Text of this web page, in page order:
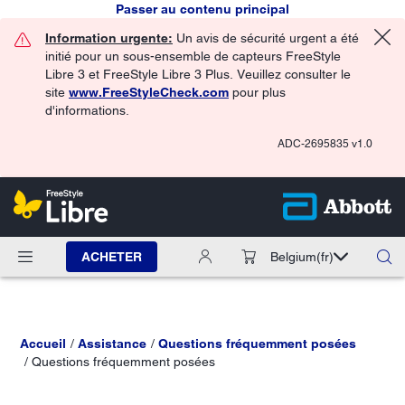
Passer au contenu principal
Information urgente: Un avis de sécurité urgent a été
initié pour un sous-ensemble de capteurs FreeStyle
Libre 3 et FreeStyle Libre 3 Plus. Veuillez consulter le
site www.FreeStyleCheck.com pour plus
d'informations.
ADC-2695835 v1.0
ACHETER Belgium(fr)
Accueil Assistance
Questions fréquemment posées
Questions fréquemment posées